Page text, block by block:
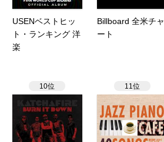
USENベストヒッ
ト・ランキング 洋
楽
Billboard 全米チャ
ート
10位 11位